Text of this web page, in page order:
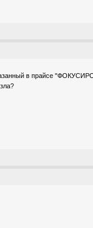
в прайсе